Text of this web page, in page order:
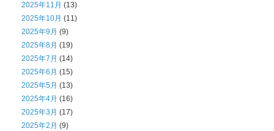
2025年11月 (13)
2025年10月 (11)
2025年9月 (9)
2025年8月 (19)
2025年7月 (14)
2025年6月 (15)
2025年5月 (13)
2025年4月 (16)
2025年3月 (17)
2025年2月 (9)